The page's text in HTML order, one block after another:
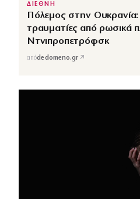
ΔΙΕΘΝΗ
Πόλεμος στην Ουκρανία:
τραυματίες από ρωσικά
Ντνιπροπετρόφσκ
απόdedomeno.gr ↗